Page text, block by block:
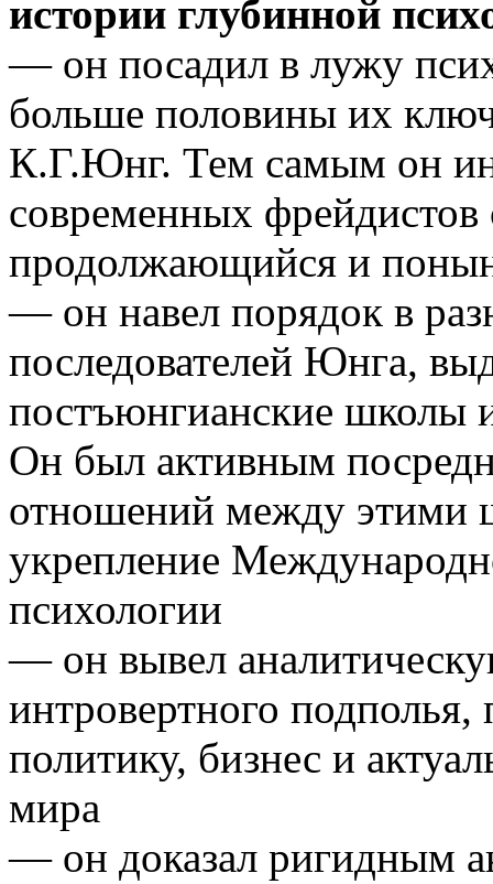
истории глубинной
— он посадил в лужу
больше половины их
К.Г.Юнг. Тем самым он
современных
продолжающийся и
— он навел порядок в
последователей Юнга,
постъюнгианские школы
Он был активным
отношений между этими
укрепление
психологии
— он вывел
интровертного подполья,
политику, бизнес и
мира
— он доказал ригидным